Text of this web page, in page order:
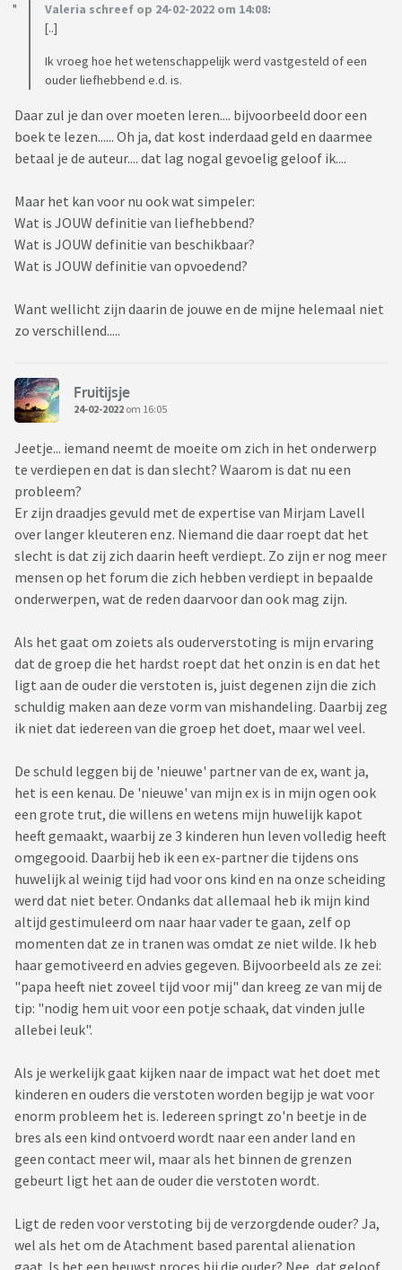
Valeria schreef op 24-02-2022 om 14:08:
[..]
Ik vroeg hoe het wetenschappelijk werd vastgesteld of een
ouder liefhebbend e.d. is.
Daar zul je dan over moeten leren.... bijvoorbeeld door een
boek te lezen...... Oh ja, dat kost inderdaad geld en daarmee
betaal je de auteur.... dat lag nogal gevoelig geloof ik....
Maar het kan voor nu ook wat simpeler:
Wat is JOUW definitie van liefhebbend?
Wat is JOUW definitie van beschikbaar?
Wat is JOUW definitie van opvoedend?
Want wellicht zijn daarin de jouwe en de mijne helemaal niet
zo verschillend.....
Fruitijsje
24-02-2022 om 16:05
Jeetje... iemand neemt de moeite om zich in het onderwerp
te verdiepen en dat is dan slecht? Waarom is dat nu een
probleem?
Er zijn draadjes gevuld met de expertise van Mirjam Lavell
over langer kleuteren enz. Niemand die daar roept dat het
slecht is dat zij zich daarin heeft verdiept. Zo zijn er nog meer
mensen op het forum die zich hebben verdiept in bepaalde
onderwerpen, wat de reden daarvoor dan ook mag zijn.
Als het gaat om zoiets als ouderverstoting is mijn ervaring
dat de groep die het hardst roept dat het onzin is en dat het
ligt aan de ouder die verstoten is, juist degenen zijn die zich
schuldig maken aan deze vorm van mishandeling. Daarbij zeg
ik niet dat iedereen van die groep het doet, maar wel veel.
De schuld leggen bij de 'nieuwe' partner van de ex, want ja,
het is een kenau. De 'nieuwe' van mijn ex is in mijn ogen ook
een grote trut, die willens en wetens mijn huwelijk kapot
heeft gemaakt, waarbij ze 3 kinderen hun leven volledig heeft
omgegooid. Daarbij heb ik een ex-partner die tijdens ons
huwelijk al weinig tijd had voor ons kind en na onze scheiding
werd dat niet beter. Ondanks dat allemaal heb ik mijn kind
altijd gestimuleerd om naar haar vader te gaan, zelf op
momenten dat ze in tranen was omdat ze niet wilde. Ik heb
haar gemotiveerd en advies gegeven. Bijvoorbeeld als ze zei:
"papa heeft niet zoveel tijd voor mij" dan kreeg ze van mij de
tip: "nodig hem uit voor een potje schaak, dat vinden julle
allebei leuk".
Als je werkelijk gaat kijken naar de impact wat het doet met
kinderen en ouders die verstoten worden begijp je wat voor
enorm probleem het is. Iedereen springt zo'n beetje in de
bres als een kind ontvoerd wordt naar een ander land en
geen contact meer wil, maar als het binnen de grenzen
gebeurt ligt het aan de ouder die verstoten wordt.
Ligt de reden voor verstoting bij de verzorgdende ouder? Ja,
wel als het om de Atachment based parental alienation